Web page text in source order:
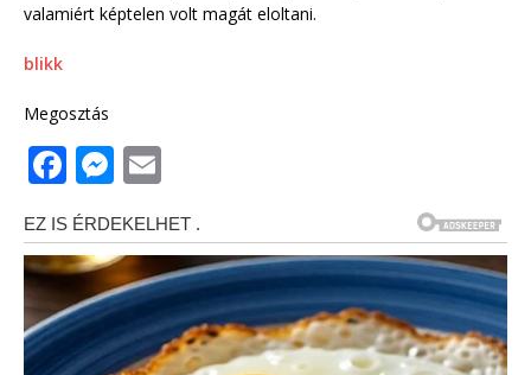
valamiért képtelen volt magát eloltani.
blikk
Megosztás
F
a
c
e
b
o
M
ss
e
n
g
ai
l